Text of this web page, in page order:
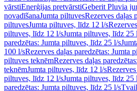
vārstiEnerģijas pretvārstiGeberit Pluvia
novadīšanaJumta piltuvesRezerves daļas
piltuvesJumta piltuves, līdz 12 l/s
piltuves, līdz 12 l/sJumta piltuves, līdz 25
paredzētas: Jumta piltuves, līdz 25 l/s
100 l/sRezerves daļas paredzētas: Jumta
piltuves teknēmRezerves daļas
teknēmJumta piltuves, līdz 12 l/s
piltuves, līdz 12 l/sJumta piltuves, līdz 25
paredzētas: Jumta piltuves, līdz 25 l/s